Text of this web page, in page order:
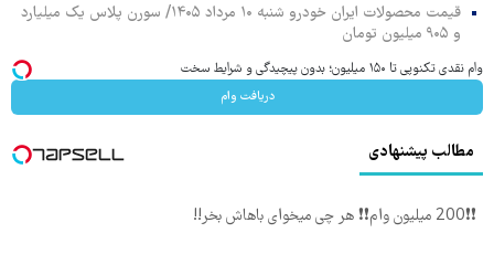
قیمت محصولات ایران خودرو شنبه ۱۰ مرداد ۱۴۰۵/ سورن پلاس یک میلیارد
و ۹۰۵ میلیون تومان
وام نقدی تکنوپی تا ۱۵۰ میلیون؛ بدون پیچیدگی و شرایط سخت
دریافت وام
مطالب پیشنهادی
❗❗200 میلیون وام❗❗ هر چی میخوای باهاش بخر!!